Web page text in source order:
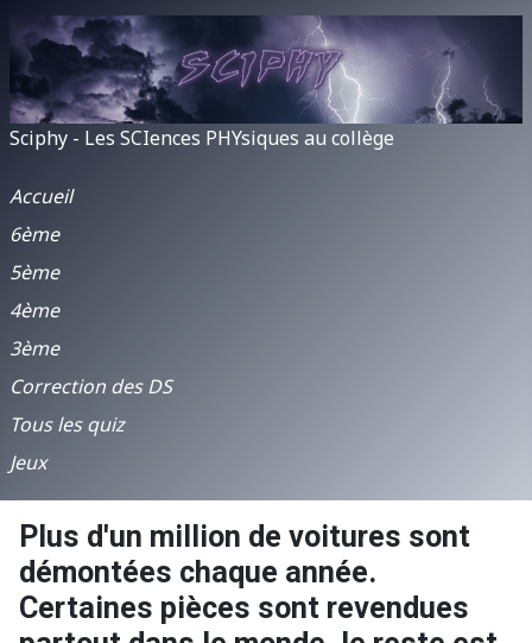
Sciphy - Les SCIences PHYsiques au collège
Accueil
6ème
5ème
4ème
3ème
Correction des DS
Tous les quiz
Jeux
Plus d'un million de voitures sont
démontées chaque année.
Certaines pièces sont revendues